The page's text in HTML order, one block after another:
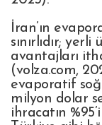
İran’ın
sınırlıdır;
avantajları
(volza.com,
evaporatif
milyon dolar
ihracatın